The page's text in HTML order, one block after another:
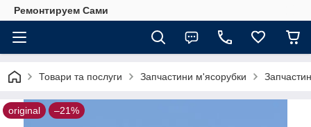
Ремонтируем Сами
Товари та послуги Запчастини м'ясорубки
original –21%